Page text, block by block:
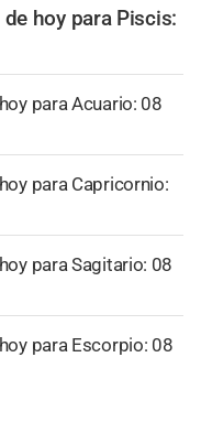
hoy para Piscis:
para Acuario: 08
para Capricornio:
para Sagitario: 08
para Escorpio: 08